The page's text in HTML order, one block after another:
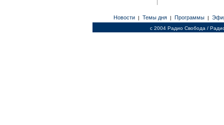
Новости | Темы дня | Программы |
c 2004 Радио Свобода /